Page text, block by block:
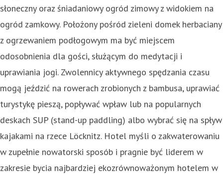
słoneczny oraz śniadaniowy ogród zimowy z widokiem na
ogród zamkowy. Położony pośród zieleni domek herbaciany
z ogrzewaniem podłogowym ma być miejscem
odosobnienia dla gości, służącym do medytacji i
uprawiania jogi. Zwolennicy aktywnego spędzania czasu
mogą jeździć na rowerach zrobionych z bambusa, uprawiać
turystykę pieszą, popływać wpław lub na popularnych
deskach SUP (stand-up paddling) albo wybrać się na spływ
kajakami na rzece Löcknitz. Hotel myśli o zakwaterowaniu
w zupełnie nowatorski sposób i pragnie być liderem w
zakresie bycia najbardziej ekozrównoważonym hotelem w